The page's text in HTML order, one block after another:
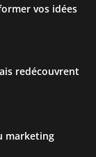
vos idées
redécouvrent
marketing